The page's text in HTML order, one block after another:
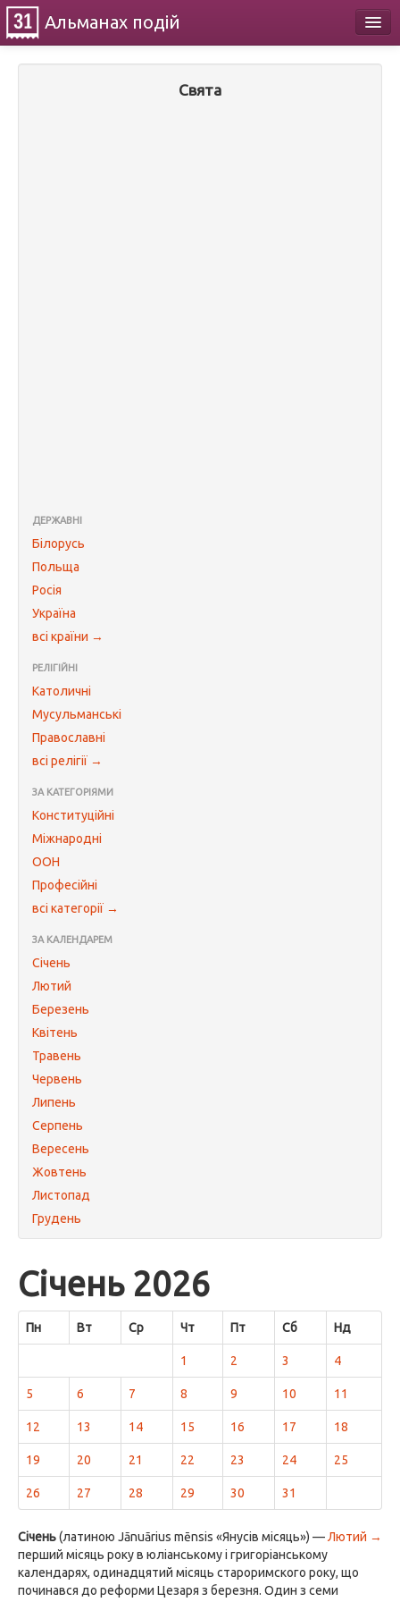
Альманах подій
Свята
ДЕРЖАВНІ
Білорусь
Польща
Росія
Україна
всі країни →
РЕЛІГІЙНІ
Католичні
Мусульманські
Православні
всі релігії →
ЗА КАТЕГОРІЯМИ
Конституційні
Міжнародні
ООН
Професійні
всі категорії →
ЗА КАЛЕНДАРЕМ
Січень
Лютий
Березень
Квітень
Травень
Червень
Липень
Серпень
Вересень
Жовтень
Листопад
Грудень
Січень 2026
Пн Вт Ср Чт Пт Сб Нд
1 2 3 4
5 6 7 8 9 10 11
12 13 14 15 16 17 18
19 20 21 22 23 24 25
26 27 28 29 30 31
Лютий →
Січень(латиною Jānuārius mēnsis «Янусів місяць») —
перший місяць року в юліанському і григоріанському
календарях, одинадцятий місяць староримского року, що
починався до реформи Цезаря з березня. Один з семи